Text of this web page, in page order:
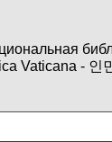
Vaticana -